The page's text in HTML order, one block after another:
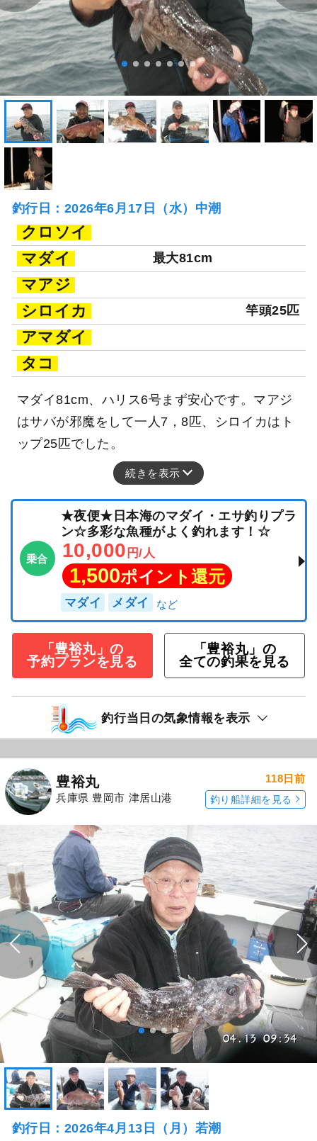
釣行日：2026年6月17日（水）中潮
クロソイ
マダイ
最大81cm
マアジ
シロイカ
竿頭25匹
アマダイ
タコ
マダイ81cm、ハリス6号まず安心です。マアジ
はサバが邪魔をして一人7，8匹、シロイカはト
ップ25匹でした。
続きを表示
乗合
★夜便★日本海のマダイ・エサ釣りプラ
ン☆多彩な魚種がよく釣れます！☆
10,000 円/人
1,500ポイント還元
マダイ メダイ
「豊裕丸」の
予約プランを見る
「豊裕丸」の
全ての釣果を見る
釣行当日の気象情報を表示
豊裕丸
兵庫県 豊岡市 津居山港
118日前
釣り船詳細を見る
釣行日：2026年4月13日（月）若潮